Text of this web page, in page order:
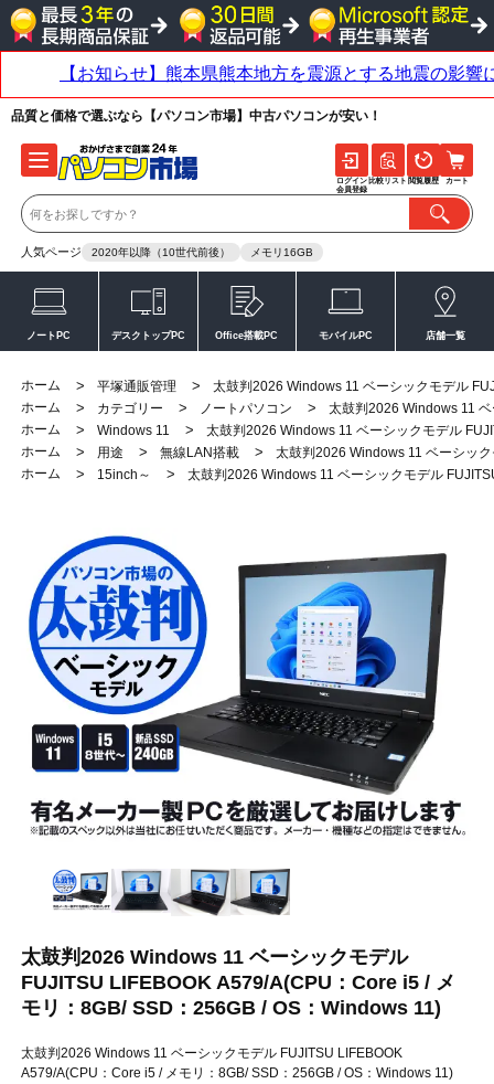
品質と価格で選ぶなら【パソコン市場】中古パソコンが安い！
人気ページ 2020年以降（10世代前後） メモリ16GB
ログイン
会員登録
比較リスト 閲覧履歴 カート
ノートPC デスクトップPC Office搭載PC モバイルPC 店舗一覧
ホーム > 平塚通販管理 >
太鼓判2026 Windows 11 ベーシックモデル
ホーム
> カテゴリー > ノートパソコン >
太鼓判2026 Windows 11
ホーム
> Windows 11 >
太鼓判2026 Windows 11 ベーシックモデル
ホーム
> 用途 > 無線LAN搭載 >
太鼓判2026 Windows 11 ベーシッ
ホーム
> 15inch～ > 太鼓判2026 Windows 11 ベーシックモデル
太鼓判2026 Windows 11 ベーシックモデル
FUJITSU LIFEBOOK A579/A(CPU：Core i5 / メ
モリ：8GB/ SSD：256GB / OS：Windows 11)
太鼓判2026 Windows 11 ベーシックモデル FUJITSU LIFEBOOK
A579/A(CPU：Core i5 / メモリ：8GB/ SSD：256GB / OS：Windows 11)